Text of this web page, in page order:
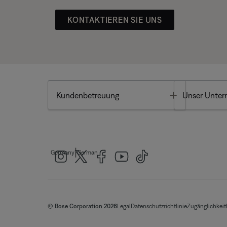
KONTAKTIEREN SIE UNS
Kundenbetreuung Toggle
Unser
Germany|German
© Bose Corporation 2026Legal DatenschutzrichtlinieZugänglichkeit